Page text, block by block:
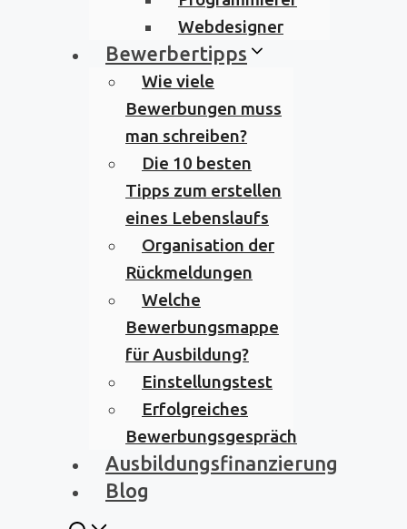
Webdesigner
Bewerbertipps
Wie viele
Bewerbungen muss
man schreiben?
Die 10 besten
Tipps zum erstellen
eines Lebenslaufs
Organisation der
Rückmeldungen
Welche
Bewerbungsmappe
für Ausbildung?
Einstellungstest
Erfolgreiches
Bewerbungsgespräch
Ausbildungsfinanzierung
Blog